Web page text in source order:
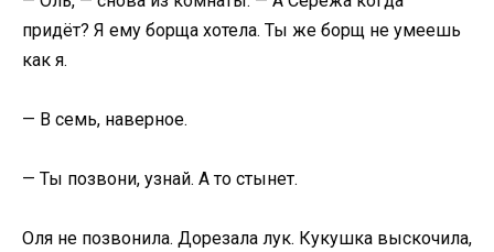
придёт? Я ему борща хотела. Ты же борщ не умеешь
как я.
— В семь, наверное.
— Ты позвони, узнай. А то стынет.
Оля не позвонила. Дорезала лук. Кукушка выскочила,